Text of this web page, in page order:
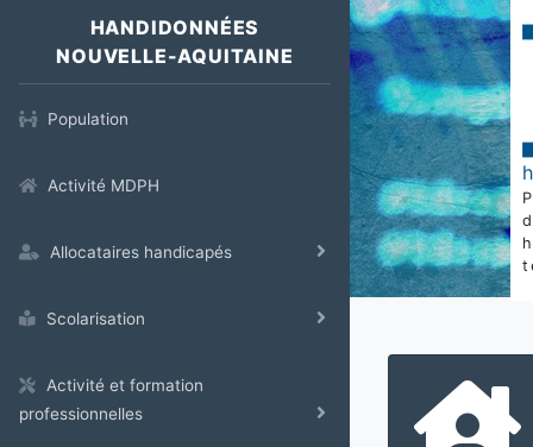
HANDIDONNÉES
NOUVELLE-AQUITAINE
Population
Activité MDPH
Allocataires handicapés
Scolarisation
Activité et formation
professionnelles